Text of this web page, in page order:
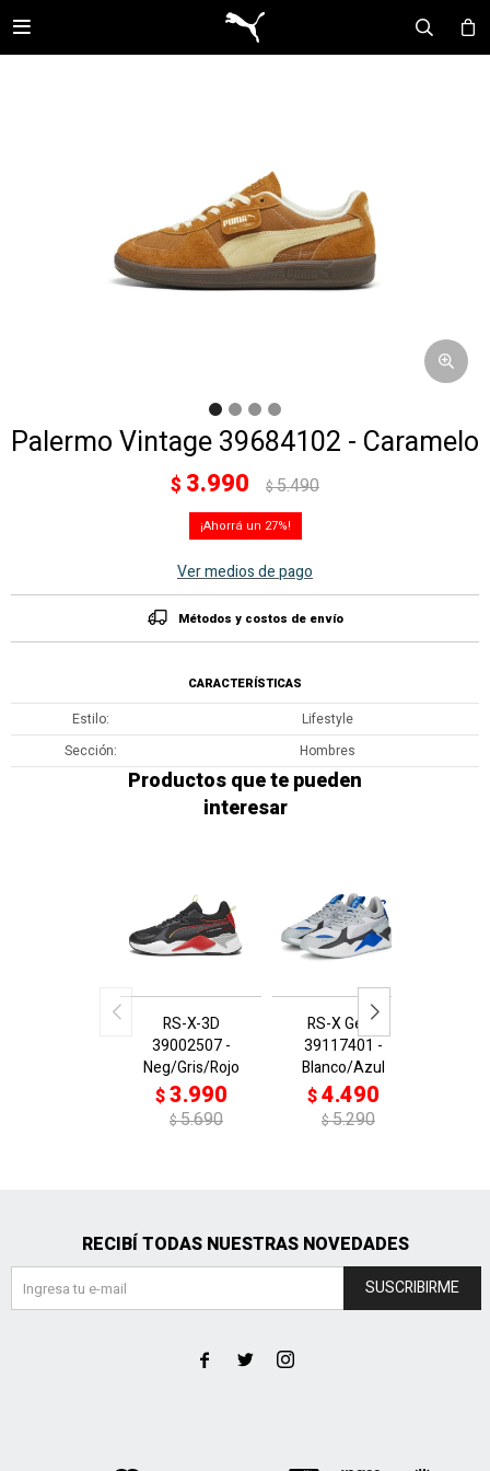

Palermo Vintage 39684102 - Caramelo
$ 3.990 $5.490
27
Ver medios de pago
Métodos y costos de envío
CARACTERÍSTICAS
Estilo
Lifestyle
Sección
Hombres
Productos que te pueden
interesar
RS-X-3D
39002507 -
Neg/Gris/Rojo
$3.990
$5.690
RS-X Geek
39117401 -
Blanco/Azul
$4.490
$5.290
RECIBÍ TODAS NUESTRAS NOVEDADES
SUSCRIBIRME
  